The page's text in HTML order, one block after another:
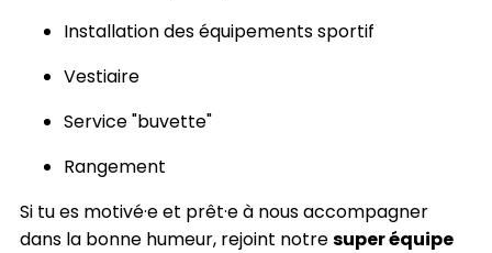
Installation des équipements sportif
Vestiaire
Service "buvette"
Rangement
Si tu es motivé·e et prêt·e à nous accompagner
dans la bonne humeur, rejoint notresuper équipe